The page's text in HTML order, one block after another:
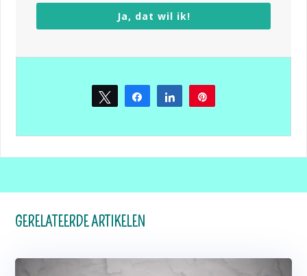
Ja, dat wil ik!
Tweet Share Share
GERELATEERDE ARTIKELEN